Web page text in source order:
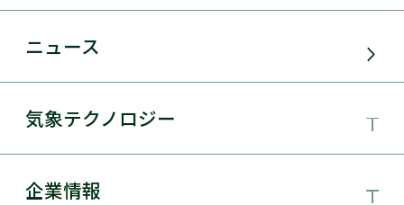
事業領域
サービス・ソリューション
太陽光発電
ニュース
気象テクノロジー
気象テクノロジー
企業情報